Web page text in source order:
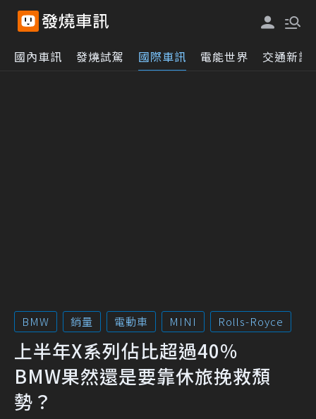
國內車訊 發燒試駕 國際車訊 電能世界 交通新訊
BMW 銷量 電動車 MINI Rolls-Royce
上半年X系列佔比超過40%
BMW果然還是要靠休旅挽救頹
勢？